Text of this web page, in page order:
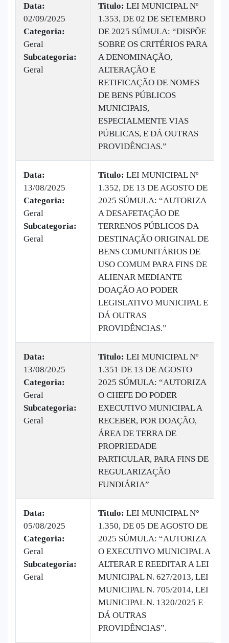
Data:
02/09/2025
Categoria:
Geral
Subcategoria:
Geral
Titulo: LEI MUNICIPAL Nº
1.353, DE 02 DE SETEMBRO
DE 2025 SÚMULA: “DISPÕE
SOBRE OS CRITÉRIOS PARA
A DENOMINAÇÃO,
ALTERAÇÃO E
RETIFICAÇÃO DE NOMES
DE BENS PÚBLICOS
MUNICIPAIS,
ESPECIALMENTE VIAS
PÚBLICAS, E DÁ OUTRAS
PROVIDÊNCIAS.”
Data:
13/08/2025
Categoria:
Geral
Subcategoria:
Geral
Titulo: LEI MUNICIPAL Nº
1.352, DE 13 DE AGOSTO DE
2025 SÚMULA: “AUTORIZA
A DESAFETAÇÃO DE
TERRENOS PÚBLICOS DA
DESTINAÇÃO ORIGINAL DE
BENS COMUNITÁRIOS DE
USO COMUM PARA FINS DE
ALIENAR MEDIANTE
DOAÇÃO AO PODER
LEGISLATIVO MUNICIPAL E
DÁ OUTRAS
PROVIDÊNCIAS.”
Data:
13/08/2025
Categoria:
Geral
Subcategoria:
Geral
Titulo: LEI MUNICIPAL Nº
1.351 DE 13 DE AGOSTO
2025 SÚMULA: “AUTORIZA
O CHEFE DO PODER
EXECUTIVO MUNICIPAL A
RECEBER, POR DOAÇÃO,
ÁREA DE TERRA DE
PROPRIEDADE
PARTICULAR, PARA FINS DE
REGULARIZAÇÃO
FUNDIÁRIA”
Data:
05/08/2025
Categoria:
Geral
Subcategoria:
Geral
Titulo: LEI MUNICIPAL N°
1.350, DE 05 DE AGOSTO DE
2025 SÚMULA: “AUTORIZA
O EXECUTIVO MUNICIPAL A
ALTERAR E REEDITAR A LEI
MUNICIPAL N. 627/2013, LEI
MUNICIPAL N. 705/2014, LEI
MUNICIPAL N. 1320/2025 E
DÁ OUTRAS
PROVIDÊNCIAS”.